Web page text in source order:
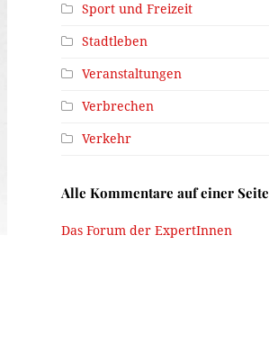
Sport und Freizeit
Stadtleben
Veranstaltungen
Verbrechen
Verkehr
Alle Kommentare auf einer Seite
Das Forum der ExpertInnen